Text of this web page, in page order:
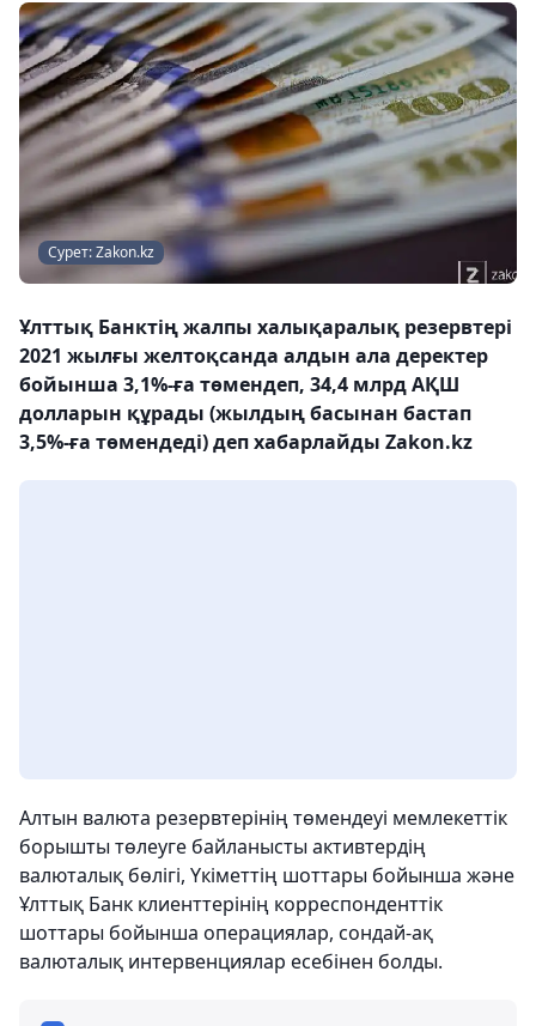
Сурет: Zakon.kz
Ұлттық Банктің жалпы халықаралық резервтері
2021 жылғы желтоқсанда алдын ала деректер
бойынша 3,1%-ға төмендеп, 34,4 млрд АҚШ
долларын құрады (жылдың басынан бастап
3,5%-ға төмендеді) деп хабарлайды Zakon.kz
Алтын валюта резервтерінің төмендеуі мемлекеттік
борышты төлеуге байланысты активтердің
валюталық бөлігі, Үкіметтің шоттары бойынша және
Ұлттық Банк клиенттерінің корреспонденттік
шоттары бойынша операциялар, сондай-ақ
валюталық интервенциялар есебінен болды.